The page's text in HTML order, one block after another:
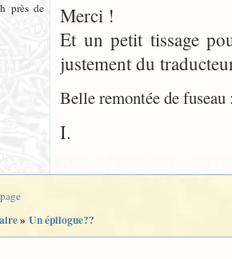
près de
Merci !
Et un petit tissage
justement du
Belle remontée de fuseau
I.
» Un épilogue??